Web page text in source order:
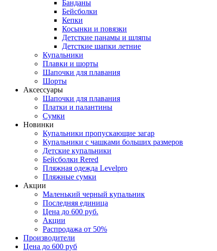
Банданы
Бейсболки
Кепки
Косынки и повязки
Детсткие панамы и шляпы
Детсткие шапки летние
Купальники
Плавки и шорты
Шапочки для плавания
Шорты
Аксессуары
Шапочки для плавания
Платки и палантины
Сумки
Новинки
Купальники пропускающие загар
Купальники с чашками больших размеров
Детские купальники
Бейсболки Rered
Пляжная одежда Levelpro
Пляжные сумки
Акции
Маленький черный купальник
Последняя единица
Цена до 600 руб.
Акции
Распродажа от 50%
Производители
Цена до 600 руб